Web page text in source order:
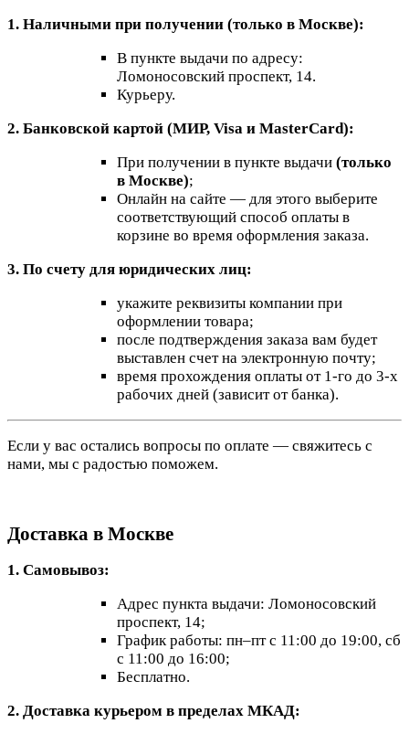
1. Наличными при получении (только в Москве):
В пункте выдачи по адресу:
Ломоносовский проспект, 14.
Курьеру.
2. Банковской картой (МИР, Visa и MasterCard):
При получении в пункте выдачи (только
в Москве);
Онлайн на сайте — для этого выберите
соответствующий способ оплаты в
корзине во время оформления заказа.
3. По счету для юридических лиц:
укажите реквизиты компании при
оформлении товара;
после подтверждения заказа вам будет
выставлен счет на электронную почту;
время прохождения оплаты от 1-го до 3-х
рабочих дней (зависит от банка).
Если у вас остались вопросы по оплате — свяжитесь с
нами, мы с радостью поможем.
Доставка в Москве
1. Самовывоз:
Адрес пункта выдачи: Ломоносовский
проспект, 14;
График работы: пн–пт с 11:00 до 19:00, сб
с 11:00 до 16:00;
Бесплатно.
2. Доставка курьером в пределах МКАД: